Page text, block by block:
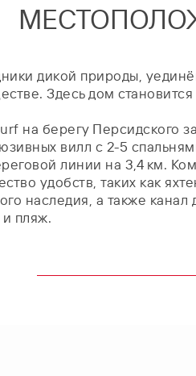
дикой природы,
Здесь дом
на берегу
вилл с 2-5
линии на 3,4 км.
удобств, таких как
наследия, а также
пляж.